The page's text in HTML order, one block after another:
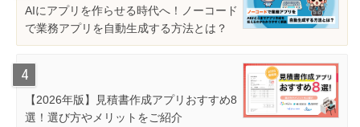
AIにアプリを作らせる時代へ！ノーコード
で業務アプリを自動生成する方法とは？
【2026年版】見積書作成アプリおすすめ8
選！選び方やメリットをご紹介